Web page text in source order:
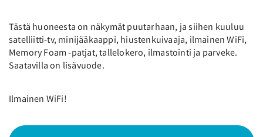
Tästä huoneesta on näkymät puutarhaan, ja siihen kuuluu
satelliitti-tv, minijääkaappi, hiustenkuivaaja, ilmainen WiFi,
Memory Foam -patjat, tallelokero, ilmastointi ja parveke.
Saatavilla on lisävuode.
Ilmainen WiFi!